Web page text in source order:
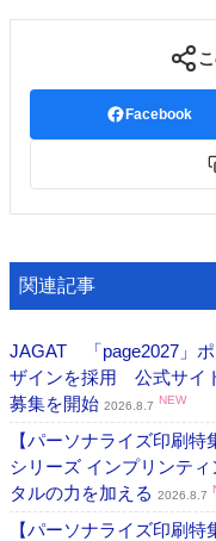
Facebook
関連記事
JAGAT 「page2027」
ザインを採用 公式サイ
募集を開始 2026.8.7 NEW
【パーソナライズ印刷
シリーズ インプリンテ
タルの力を加える 2026.8.7
【パーソナライズ印刷